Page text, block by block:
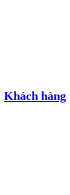
Khách hàng